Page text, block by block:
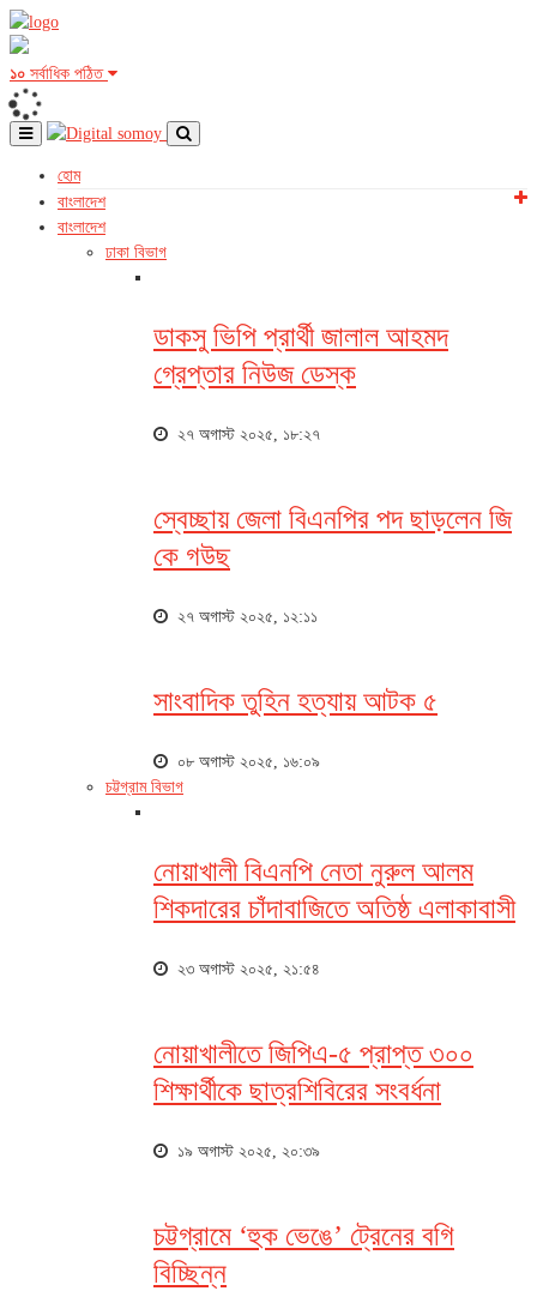
১০ সর্বাধিক পঠিত
হোম
বাংলাদেশ
বাংলাদেশ
ঢাকা বিভাগ
ডাকসু ভিপি প্রার্থী জালাল আহমদ
গ্রেপ্তার নিউজ ডেস্ক
২৭ অগাস্ট ২০২৫, ১৮:২৭
স্বেচ্ছায় জেলা বিএনপির পদ ছাড়লেন জি
কে গউছ
২৭ অগাস্ট ২০২৫, ১২:১১
সাংবাদিক তুহিন হত্যায় আটক ৫
০৮ অগাস্ট ২০২৫, ১৬:০৯
চট্টগ্রাম বিভাগ
নোয়াখালী বিএনপি নেতা নুরুল আলম
শিকদারের চাঁদাবাজিতে অতিষ্ঠ এলাকাবাসী
২৩ অগাস্ট ২০২৫, ২১:৫৪
নোয়াখালীতে জিপিএ-৫ প্রাপ্ত ৩০০
শিক্ষার্থীকে ছাত্রশিবিরের সংবর্ধনা
১৯ অগাস্ট ২০২৫, ২০:৩৯
চট্টগ্রামে ‘হুক ভেঙে’ ট্রেনের বগি
বিচ্ছিন্ন